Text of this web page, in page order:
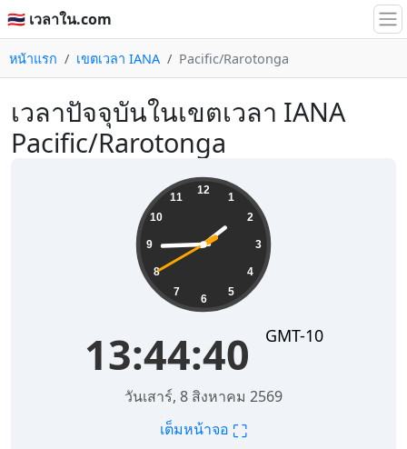
🇹🇭 เวลาใน.com
หน้าแรก เขตเวลา IANA Pacific/Rarotonga
เวลาปัจจุบันในเขตเวลา IANA
Pacific/Rarotonga
12
1
2
3
4
5
6
7
8
9
10
11
13:44:41 GMT-10
วันเสาร์, 8 สิงหาคม 2569
เต็มหน้าจอ ⛶